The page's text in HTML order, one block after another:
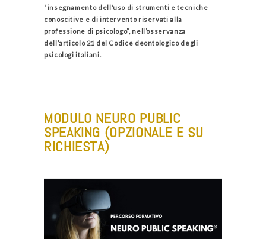
“insegnamento dell’uso di strumenti e tecniche
conoscitive e di intervento riservati alla
professione di psicologo”, nell’osservanza
dell’articolo 21 del Codice deontologico degli
psicologi italiani.
MODULO NEURO PUBLIC
SPEAKING (OPZIONALE E SU
RICHIESTA)